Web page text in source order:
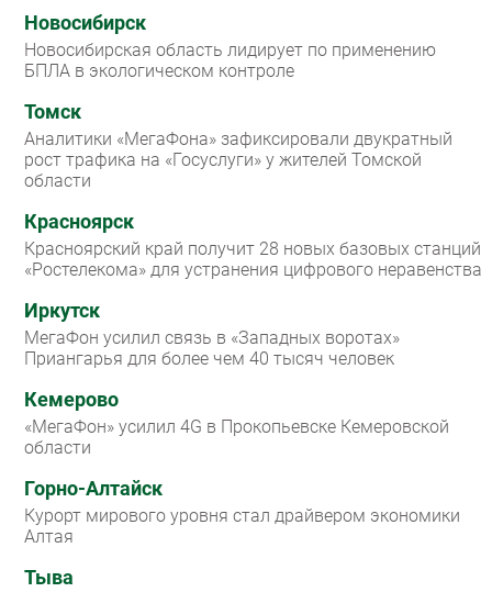
Безопасность
Инновации
CIO/Управление ИТ
Гаджеты
Здоровье
Новости
Аналитика
Интервью
Мероприятия
Проекты
IT класс
Тестовый стенд
Новосибирск
Новосибирская область лидирует по применению
БПЛА в экологическом контроле
Томск
Аналитики «МегаФона» зафиксировали двукратный
рост трафика на «Госуслуги» у жителей Томской
области
Красноярск
Красноярский край получит 28 новых базовых станций
«Ростелекома» для устранения цифрового неравенства
Иркутск
МегаФон усилил связь в «Западных воротах»
Приангарья для более чем 40 тысяч человек
Кемерово
«МегаФон» усилил 4G в Прокопьевске Кемеровской
области
Горно-Алтайск
Курорт мирового уровня стал драйвером экономики
Алтая
Тыва